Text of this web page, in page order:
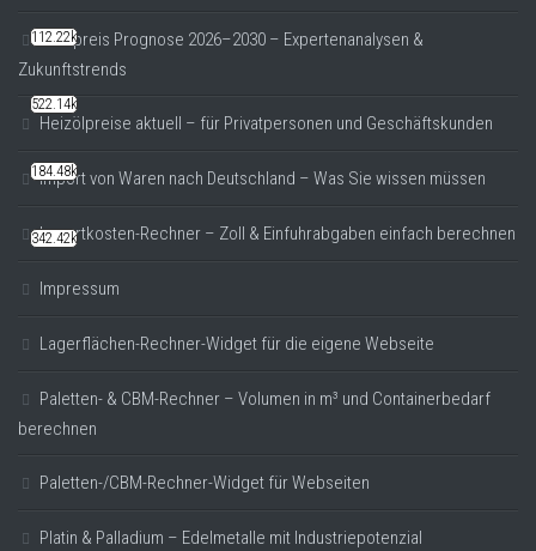
Goldpreis Prognose 2026–2030 – Expertenanalysen &
Zukunftstrends
Heizölpreise aktuell – für Privatpersonen und Geschäftskunden
Import von Waren nach Deutschland – Was Sie wissen müssen
Importkosten-Rechner – Zoll & Einfuhrabgaben einfach berechnen
Impressum
Lagerflächen-Rechner-Widget für die eigene Webseite
Paletten- & CBM-Rechner – Volumen in m³ und Containerbedarf
berechnen
Paletten-/CBM-Rechner-Widget für Webseiten
Platin & Palladium – Edelmetalle mit Industriepotenzial
112.22k
522.14k
184.48k
342.42k